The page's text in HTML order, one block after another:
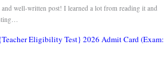
well-written post! I learned a lot from reading it and
Eligibility Test} 2026 Admit Card (Exam: